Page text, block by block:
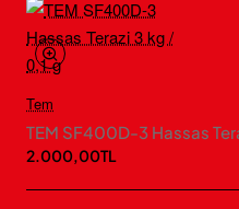
Tem
TEM SF400D-3 Hassas
2.000,00TL